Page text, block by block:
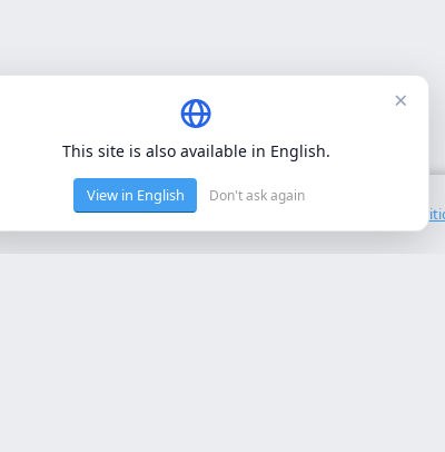
de base du site. Nous n'utilisons pas de cookies tiers.
×
This site is also available in English.
View in English Don't ask again